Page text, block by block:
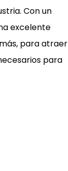
Con un
excelente
para atraer
para